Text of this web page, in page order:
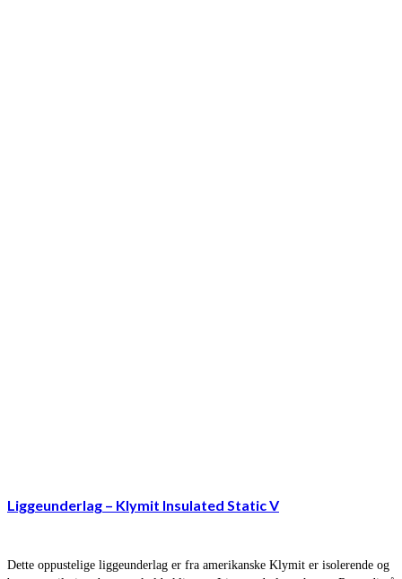
Liggeunderlag – Klymit Insulated Static V
Dette oppustelige liggeunderlag er fra amerikanske Klymit er isolerende og